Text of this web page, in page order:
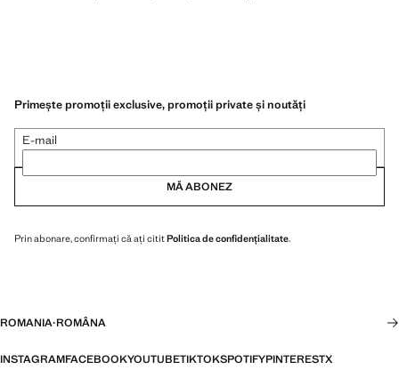
Primește promoții exclusive, promoții private și noutăți
E-mail
MĂ ABONEZ
Prin abonare, confirmați că ați cititPolitica de confidențialitate.
ROMANIA·ROMÂNA
INSTAGRAMFACEBOOKYOUTUBETIKTOKSPOTIFYPINTERESTX